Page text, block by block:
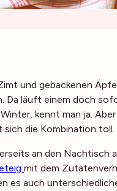
und gebackenen
Da läuft einem doch
kennt man ja.
sich die Kombination toll.
an den Nachtisch
mit dem
es auch